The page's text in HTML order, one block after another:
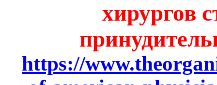
хирургов
https://